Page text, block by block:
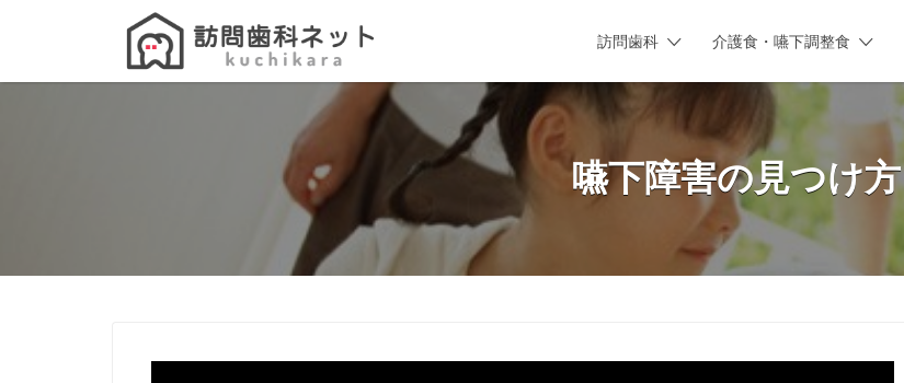
訪問歯科 介護食・嚥下調整食
Search
嚥下障害の見つけ方